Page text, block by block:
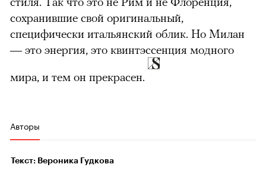
сохранившие свой оригинальный,
специфически итальянский облик. Но Милан
— это энергия, это квинтэссенция модного
мира, и тем он прекрасен.
Авторы
Текст: Вероника Гудкова